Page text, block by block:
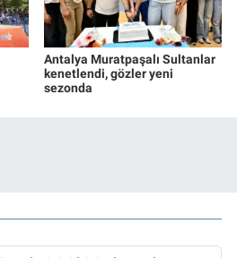
Antalya Muratpaşalı Sultanlar
kenetlendi, gözler yeni
sezonda